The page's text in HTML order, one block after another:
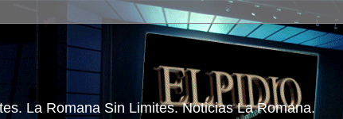
La Romana Sin Limites. Noticias La Romana.